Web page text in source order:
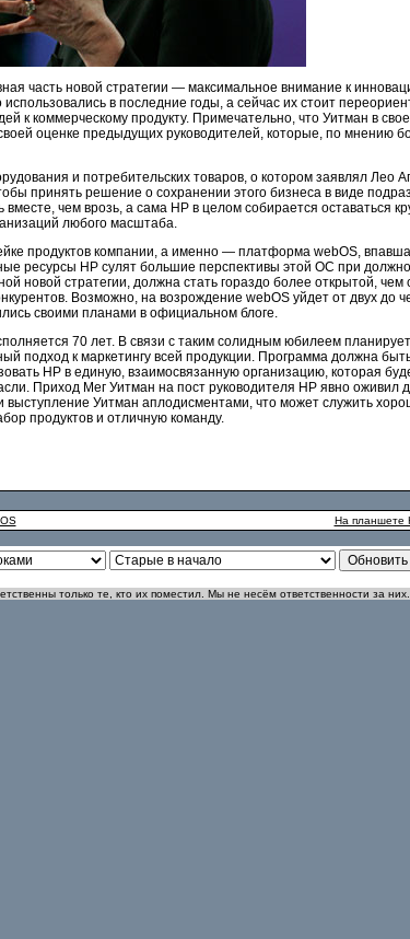
часть новой стратегии — максимальное внимание к
в последние годы, а сейчас их стоит
к коммерческому продукту. Примечательно, что Уитман в
оценке предыдущих руководителей, которые, по мнению
и потребительских товаров, о котором заявлял Лео
принять решение о сохранении этого бизнеса в виде
чем врозь, а сама HP в целом собирается оставаться
любого масштаба.
продуктов компании, а именно — платформа webOS,
ресурсы HP сулят большие перспективы этой ОС при
новой стратегии, должна стать гораздо более открытой,
Возможно, на возрождение webOS уйдет от двух до
своими планами в официальном блоге.
70 лет. В связи с таким солидным юбилеем
подход к маркетингу всей продукции. Программа должна
HP в единую, взаимосвязанную организацию, которая
Приход Мег Уитман на пост руководителя HP явно
Уитман аплодисментами, что может служить
продуктов и отличную команду.
На планшете
только те, кто их поместил. Мы не несём ответственности за них.